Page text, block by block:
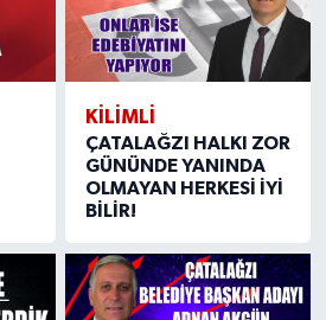
KILIMLI
ÇATALAĞZI HALKI ZOR
GÜNÜNDE YANINDA
OLMAYAN HERKESİ İYİ
BİLİR!